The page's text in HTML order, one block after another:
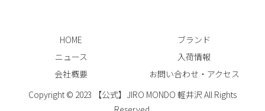
HOME
ブランド
ニュース
入荷情報
会社概要
お問い合わせ・アクセス
Copyright © 2023 【公式】JIRO MONDO 軽井沢 All Rights